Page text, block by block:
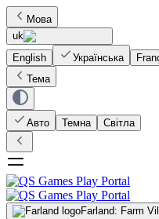
Мова
uk
English
Українська
Тема
Авто Темна Світла
Farland: Farm